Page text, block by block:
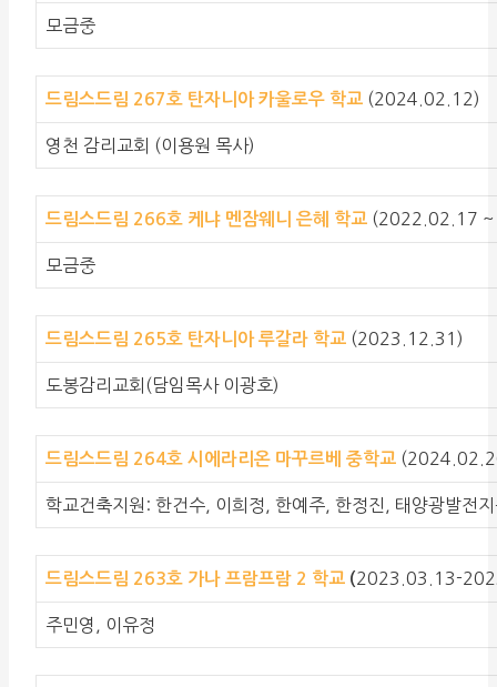
모금중
드림스드림 267호 탄자니아 카울로우 학교 (2024.02.12)
영천 감리교회 (이용원 목사)
드림스드림 266호 케냐 멘잠웨니 은혜 학교 (2022.02.17 ~
모금중
드림스드림 265호 탄자니아 루갈라 학교 (2023.12.31)
도봉감리교회(담임목사 이광호)
드림스드림 264호시에라리온 마꾸르베 중학교
학교건축지원: 한건수, 이희정, 한예주, 한정진, 태양광발전
드림스드림 263호 가나 프람프람 2 학교 (2023.03.13-
주민영, 이유정